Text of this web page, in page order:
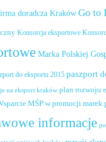
doradcza Kraków Go to
Konsorcja eksportowe
Marka Polskiej
do eksportu 2015 paszport
na eksport kraków plan rozwoju
MŚP w promocji
informacje